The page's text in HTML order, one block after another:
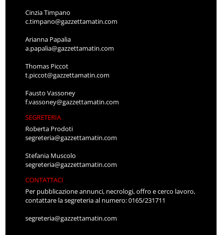
Cinzia Timpano
c.timpano@gazzettamatin.com
Arianna Papalia
a.papalia@gazzettamatin.com
Thomas Piccot
t.piccot@gazzettamatin.com
Fausto Vassoney
f.vassoney@gazzettamatin.com
SEGRETERIA
Roberta Prodoti
segreteria@gazzettamatin.com
Stefania Muscolo
segreteria@gazzettamatin.com
CONTATTACI
Per pubblicazione annunci, necrologi, offro e cerco lavoro,
contattare la segreteria al numero: 0165/231711
segreteria@gazzettamatin.com